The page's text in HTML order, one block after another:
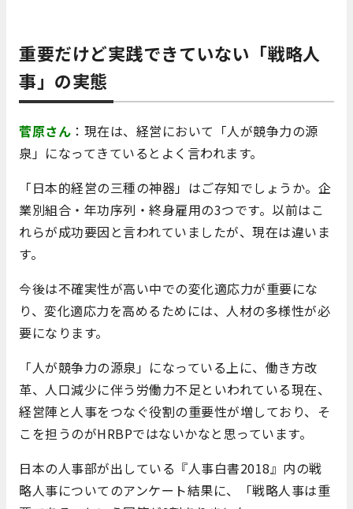
重要だけど実践できていない「戦略人
事」の実態
菅原さん ：現在は、経営において「人が競争力の源
泉」になってきているとよく言われます。
「日本的経営の三種の神器」はご存知でしょうか。企
業別組合・年功序列・終身雇用の3つです。以前はこ
れらが成功要因と言われていましたが、現在は違いま
す。
今後は不確実性が高い中での変化適応力が重要にな
り、変化適応力を高めるためには、人材の多様性が必
要になります。
「人が競争力の源泉」になっている上に、働き方改
革、人口減少に伴う労働力不足といわれている現在、
経営陣と人事をつなぐ役割の重要性が増しており、そ
こを担うのがHRBPではないかなと思っています。
日本の人事部が出している『人事白書2018』内の戦
略人事についてのアンケート結果に、「戦略人事は重